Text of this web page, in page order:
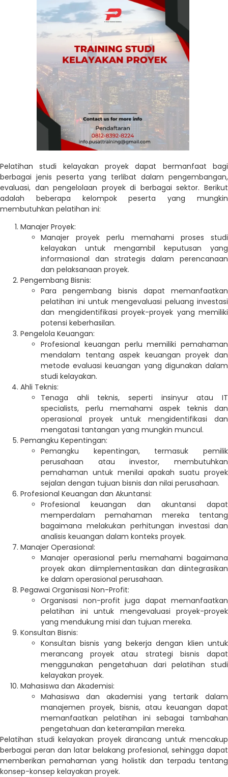
Pelatihan studi kelayakan proyek dapat bermanfaat bagi
berbagai jenis peserta yang terlibat dalam pengembangan,
evaluasi, dan pengelolaan proyek di berbagai sektor. Berikut
adalah beberapa kelompok peserta yang mungkin
membutuhkan pelatihan ini:
Manajer Proyek:
Manajer proyek perlu memahami proses studi
kelayakan untuk mengambil keputusan yang
informasional dan strategis dalam perencanaan
dan pelaksanaan proyek.
Pengembang Bisnis:
Para pengembang bisnis dapat memanfaatkan
pelatihan ini untuk mengevaluasi peluang investasi
dan mengidentifikasi proyek-proyek yang memiliki
potensi keberhasilan.
Pengelola Keuangan:
Profesional keuangan perlu memiliki pemahaman
mendalam tentang aspek keuangan proyek dan
metode evaluasi keuangan yang digunakan dalam
studi kelayakan.
Ahli Teknis:
Tenaga ahli teknis, seperti insinyur atau IT
specialists, perlu memahami aspek teknis dan
operasional proyek untuk mengidentifikasi dan
mengatasi tantangan yang mungkin muncul.
Pemangku Kepentingan:
Pemangku kepentingan, termasuk pemilik
perusahaan atau investor, membutuhkan
pemahaman untuk menilai apakah suatu proyek
sejalan dengan tujuan bisnis dan nilai perusahaan.
Profesional Keuangan dan Akuntansi:
Profesional keuangan dan akuntansi dapat
memperdalam pemahaman mereka tentang
bagaimana melakukan perhitungan investasi dan
analisis keuangan dalam konteks proyek.
Manajer Operasional:
Manajer operasional perlu memahami bagaimana
proyek akan diimplementasikan dan diintegrasikan
ke dalam operasional perusahaan.
Pegawai Organisasi Non-Profit:
Organisasi non-profit juga dapat memanfaatkan
pelatihan ini untuk mengevaluasi proyek-proyek
yang mendukung misi dan tujuan mereka.
Konsultan Bisnis:
Konsultan bisnis yang bekerja dengan klien untuk
merancang proyek atau strategi bisnis dapat
menggunakan pengetahuan dari pelatihan studi
kelayakan proyek.
Mahasiswa dan Akademisi:
Mahasiswa dan akademisi yang tertarik dalam
manajemen proyek, bisnis, atau keuangan dapat
memanfaatkan pelatihan ini sebagai tambahan
pengetahuan dan keterampilan mereka.
Pelatihan studi kelayakan proyek dirancang untuk mencakup
berbagai peran dan latar belakang profesional, sehingga dapat
memberikan pemahaman yang holistik dan terpadu tentang
konsep-konsep kelayakan proyek.